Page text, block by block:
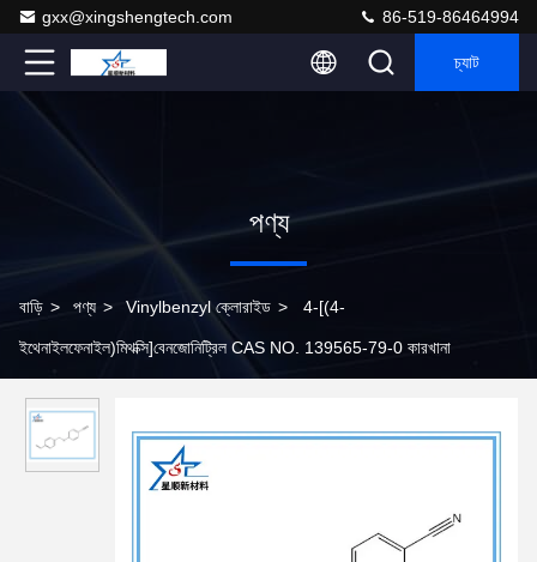
gxx@xingshengtech.com 86-519-86464994
চ্যাট
পণ্য
বাড়ি > পণ্য > Vinylbenzyl ক্লোরাইড > 4-[(4-
ইথেনাইলফেনাইল)মিথক্সি]বেনজোনিট্রিল CAS NO. 139565-79-0 কারখানা